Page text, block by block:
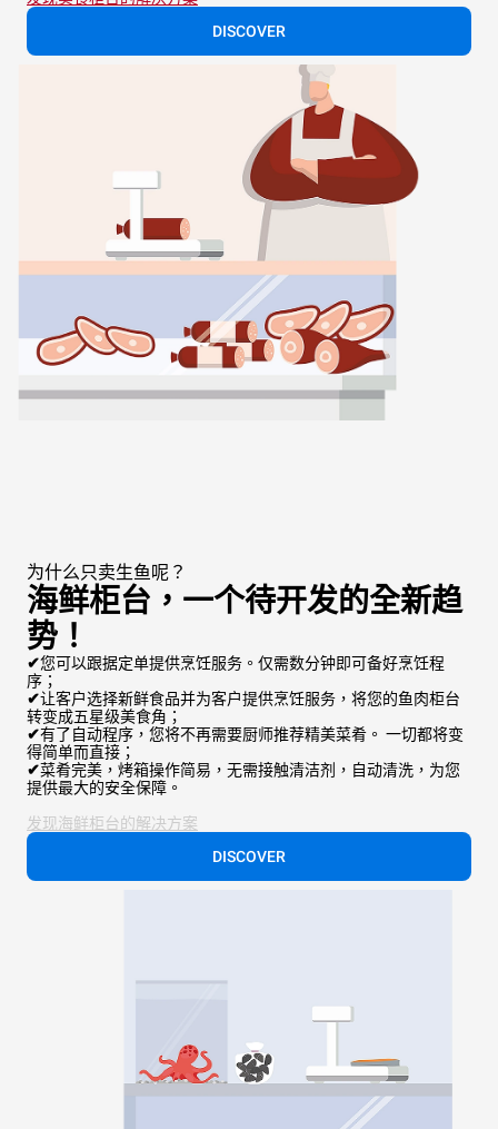
DISCOVER
为什么只卖生鱼呢？
海鲜柜台，一个待开发的全新趋
势！
✔您可以跟据定单提供烹饪服务。仅需数分钟即可备好烹饪程
序；
✔让客户选择新鲜食品并为客户提供烹饪服务，将您的鱼肉柜台
转变成五星级美食角；
✔有了自动程序，您将不再需要厨师推荐精美菜肴。 一切都将变
得简单而直接；
✔菜肴完美，烤箱操作简易，无需接触清洁剂，自动清洗，为您
提供最大的安全保障。
发现海鲜柜台的解决方案
DISCOVER